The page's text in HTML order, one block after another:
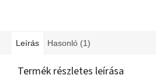
Leírás Hasonló (1)
Termék részletes leírása